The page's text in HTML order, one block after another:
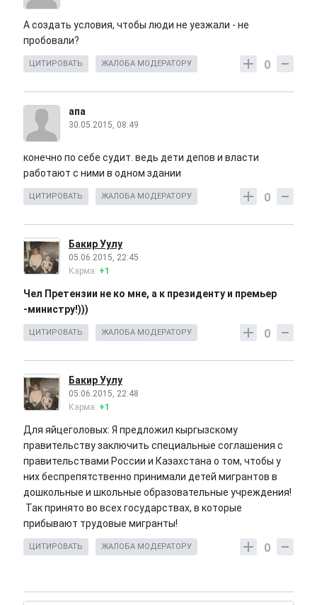
А создать условия, чтобы люди не уезжали - не
пробовали?
0
ЦИТИРОВАТЬ ЖАЛОБА МОДЕРАТОРУ
апа
30.05.2015, 08:49
конечно по себе судит. ведь дети депов и власти
работают с ними в одном здании
0
ЦИТИРОВАТЬ ЖАЛОБА МОДЕРАТОРУ
Бакир Уулу
05.06.2015, 22:45
Карма: +1
Чел Претензии не ко мне, а к президенту и премьер
-министру!)))
0
ЦИТИРОВАТЬ ЖАЛОБА МОДЕРАТОРУ
Бакир Уулу
05.06.2015, 22:48
Карма: +1
Для яйцеголовых: Я предложил кыргызскому
правительству заключить специальные соглашения с
правительствами России и Казахстана о том, чтобы у
них беспрепятственно принимали детей мигрантов в
дошкольные и школьные образовательные учреждения!
Так принято во всех государствах, в которые
прибывают трудовые мигранты!
0
ЦИТИРОВАТЬ ЖАЛОБА МОДЕРАТОРУ